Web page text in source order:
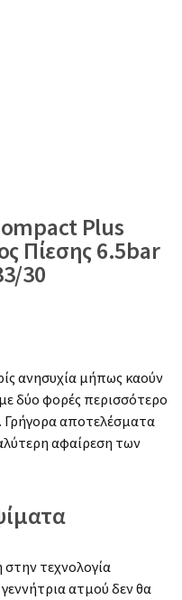
Plus
Πίεσης 6.5bar
30
ανησυχία μήπως καούν
δύο φορές περισσότερο
Γρήγορα αποτελέσματα
αφαίρεση των
τεχνολογία
ατμού δεν θα